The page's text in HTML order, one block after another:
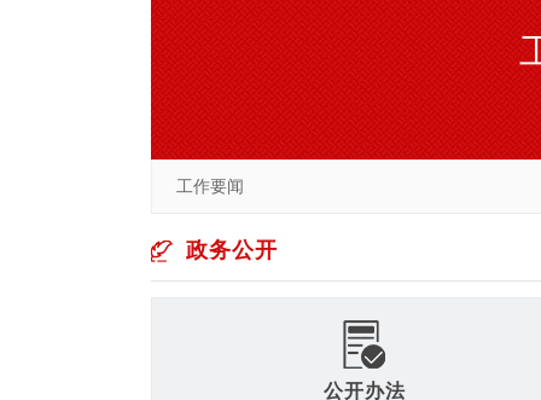
工作要闻
政务公开
公开办法